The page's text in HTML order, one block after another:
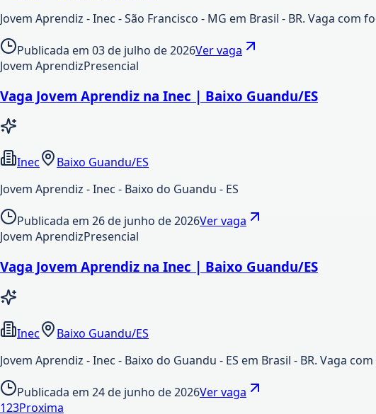
Jovem Aprendiz - Inec - São Francisco - MG em Brasil - BR. Vaga com
Publicada em 03 de julho de 2026Ver vaga
Jovem AprendizPresencial
Vaga Jovem Aprendiz na Inec | Baixo Guandu/ES
Inec
Baixo Guandu/ES
Jovem Aprendiz - Inec - Baixo do Guandu - ES
Publicada em 26 de junho de 2026Ver vaga
Jovem AprendizPresencial
Vaga Jovem Aprendiz na Inec | Baixo Guandu/ES
Inec
Baixo Guandu/ES
Jovem Aprendiz - Inec - Baixo do Guandu - ES em Brasil - BR. Vaga
Publicada em 24 de junho de 2026Ver vaga
123Proxima